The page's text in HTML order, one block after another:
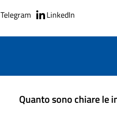
Telegram LinkedIn
Quanto sono chiare le